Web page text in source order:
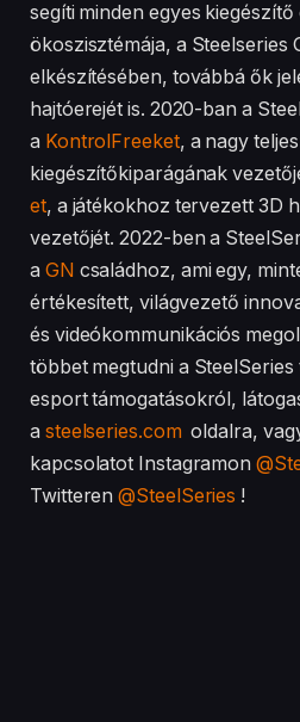
segíti minden egyes
ökoszisztémája, a Steelseries
elkészítésében, továbbá ők
hajtóerejét is. 2020-ban a
a KontrolFreeket, a nagy
kiegészítőkiparágának
et, a játékokhoz tervezett 3D
vezetőjét. 2022-ben a
a GN családhoz, ami egy,
értékesített, világvezető
és videókommunikációs
többet megtudni a
esport támogatásokról,
a steelseries.comoldalra,
kapcsolatot Instagramon
Twitteren@SteelSeries !